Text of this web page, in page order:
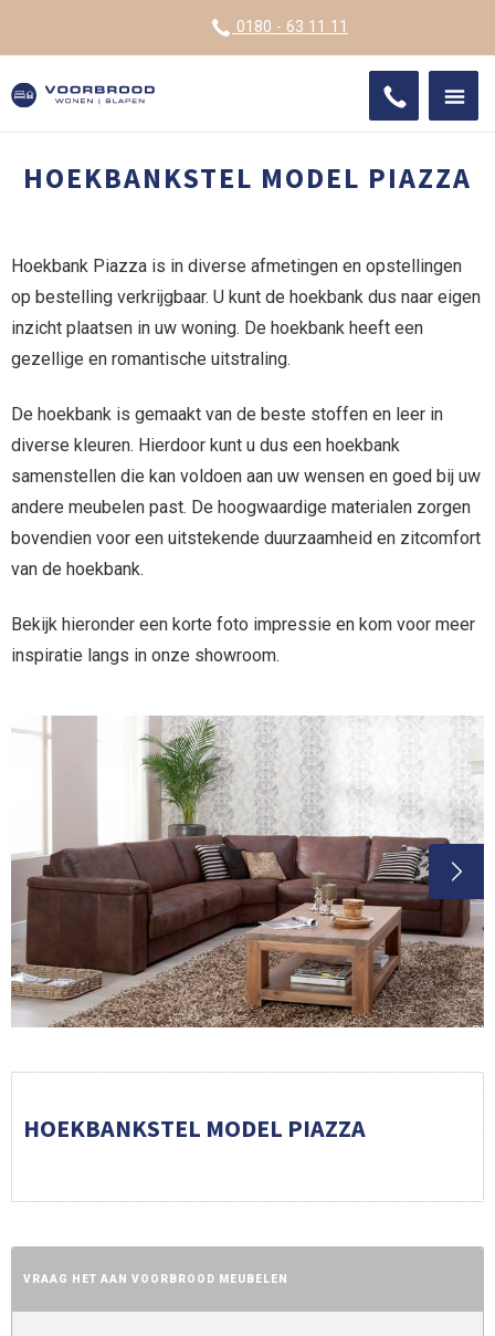
0180 - 63 11 11
HOEKBANKSTEL MODEL PIAZZA
Hoekbank Piazza is in diverse afmetingen en opstellingen
op bestelling verkrijgbaar. U kunt de hoekbank dus naar eigen
inzicht plaatsen in uw woning. De hoekbank heeft een
gezellige en romantische uitstraling.
De hoekbank is gemaakt van de beste stoffen en leer in
diverse kleuren. Hierdoor kunt u dus een hoekbank
samenstellen die kan voldoen aan uw wensen en goed bij uw
andere meubelen past. De hoogwaardige materialen zorgen
bovendien voor een uitstekende duurzaamheid en zitcomfort
van de hoekbank.
Bekijk hieronder een korte foto impressie en kom voor meer
inspiratie langs in onze showroom.
HOEKBANKSTEL MODEL PIAZZA
VRAAG HET AAN VOORBROOD MEUBELEN